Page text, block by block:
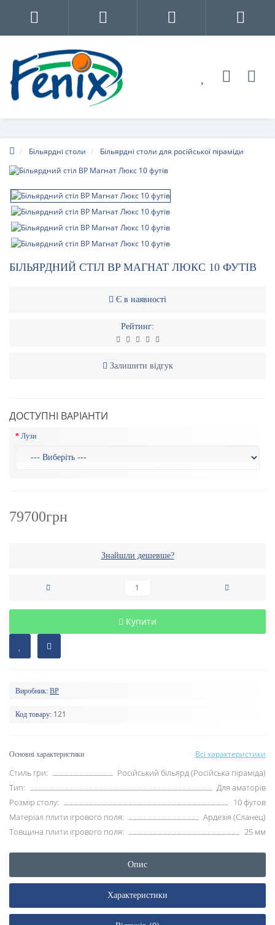
Більярдні столи Більярдні столи для російської піраміди
БІЛЬЯРДНИЙ СТІЛ BP МАГНАТ ЛЮКС 10 ФУТІВ
Є в наявності
Рейтинг:
Залишити відгук
ДОСТУПНІ ВАРІАНТИ
Лузи
79700грн
Знайшли дешевше?
Купити
Виробник: BP
Код товару: 121
Основні характеристики Всі характеристики
Стиль гри:
Російський більярд (Російська піраміда)
Тип:
Для аматорів
Розмір столу:
10 футов
Матеріал плити ігрового поля:
Ардезія (Сланец)
Товщина плити ігрового поля:
25 мм
Опис
Характеристики